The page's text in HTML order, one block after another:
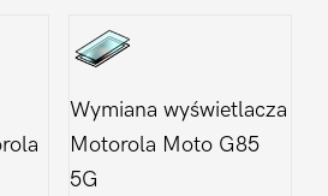
Wymiana wyświetlacza
Motorola Moto G85
5G